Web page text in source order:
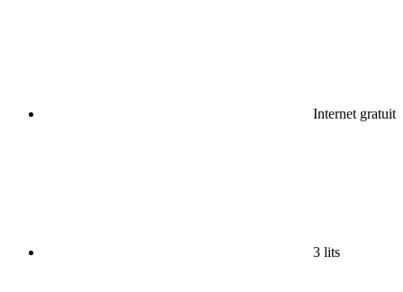
Internet gratuit
3 lits